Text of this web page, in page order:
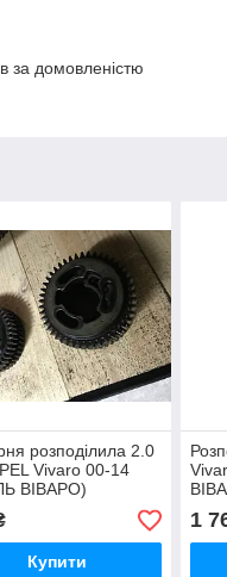
за домовленістю
розподілила 2.0
Vivaro 00-14
ВІВАРО)
Купити
1